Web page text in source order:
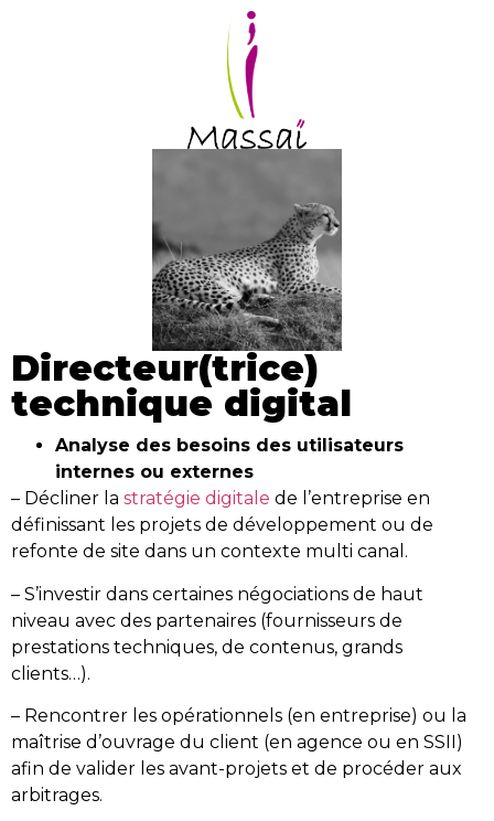
Directeur(trice)
technique digital
Analyse des besoins des utilisateurs
internes ou externes
– Décliner la stratégie digitale de l’entreprise en
définissant les projets de développement ou de
refonte de site dans un contexte multi canal.
– S’investir dans certaines négociations de haut
niveau avec des partenaires (fournisseurs de
prestations techniques, de contenus, grands
clients…).
– Rencontrer les opérationnels (en entreprise) ou la
maîtrise d’ouvrage du client (en agence ou en SSII)
afin de valider les avant-projets et de procéder aux
arbitrages.